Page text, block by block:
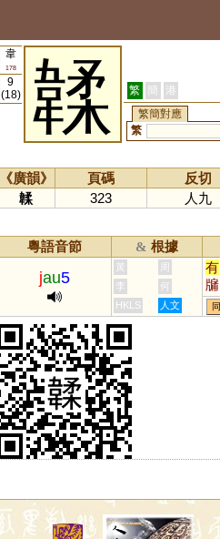
韋
178
9
(18)
韖 繁 簡 港
繁簡對應
繁
《廣韻》 頁碼 反切
韖
323 人九
粵語音節 & 根據
jau5
黃 周 有
牖
煣
李
何
HKLS
人文